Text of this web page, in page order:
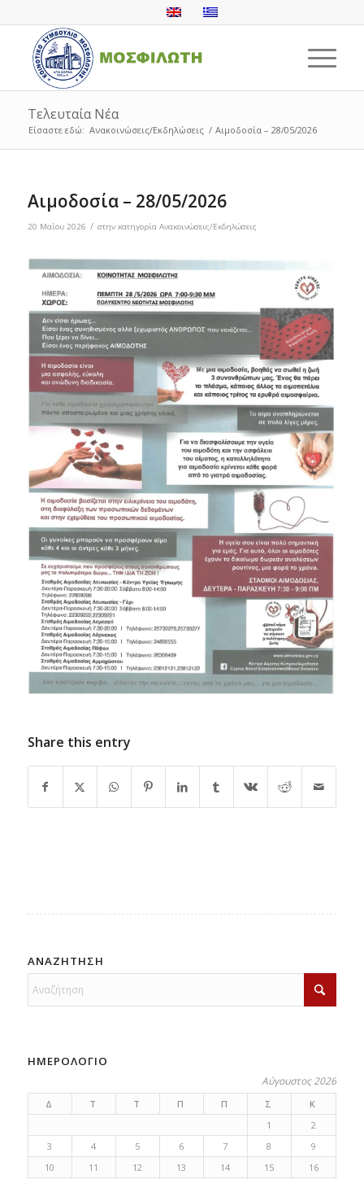
Τελευταία Νέα
Είσαστε εδώ: Ανακοινώσεις/Εκδηλώσεις / Αιμοδοσία – 28/05/2026
Αιμοδοσία – 28/05/2026
20 Μαΐου 2026 / στην κατηγορία Ανακοινώσεις/Εκδηλώσεις
Share this entry
ΑΝΑΖΗΤΗΣΗ
ΗΜΕΡΟΛΟΓΙΟ
Αύγουστος 2026
Δ Τ Τ Π Π Σ
Κ
1
2
3
4 5 6 7 8
9
10
11 12 13 14 15
16